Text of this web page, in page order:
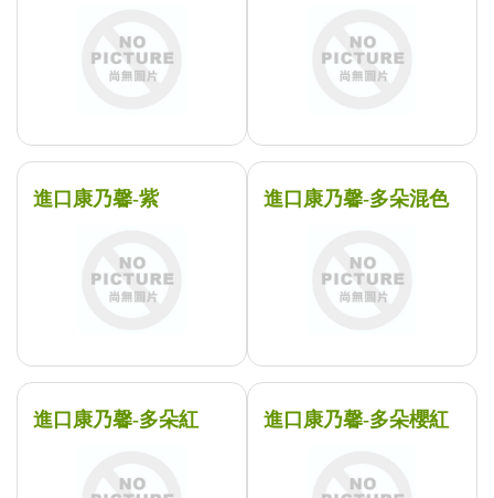
進口康乃馨-紫 進口康乃馨-多朵混色
進口康乃馨-多朵紅 進口康乃馨-多朵櫻紅